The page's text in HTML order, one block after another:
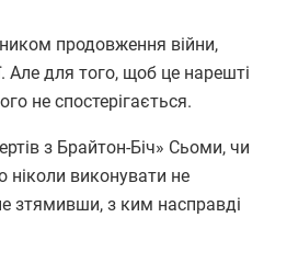
продовження війни,
Але для того, щоб це нарешті
не спостерігається.
з Брайтон-Біч» Сьоми, чи
ніколи виконувати не
зтямивши, з ким насправді